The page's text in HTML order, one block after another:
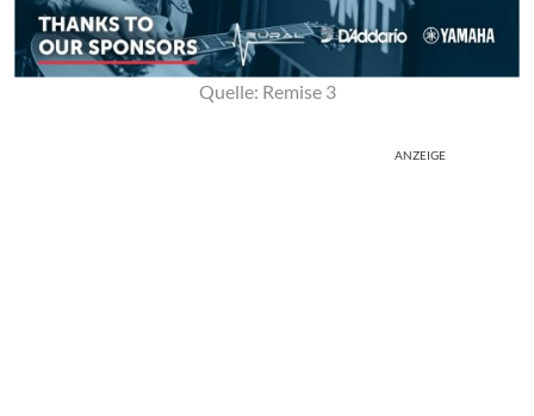
Quelle: Remise 3
ANZEIGE